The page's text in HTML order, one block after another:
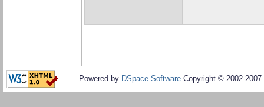
Powered by DSpace Software Copyright © 2002-2007